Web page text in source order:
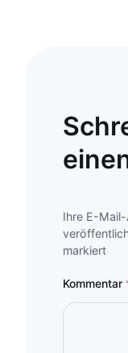
Ihre E-
markiert
Kommentar